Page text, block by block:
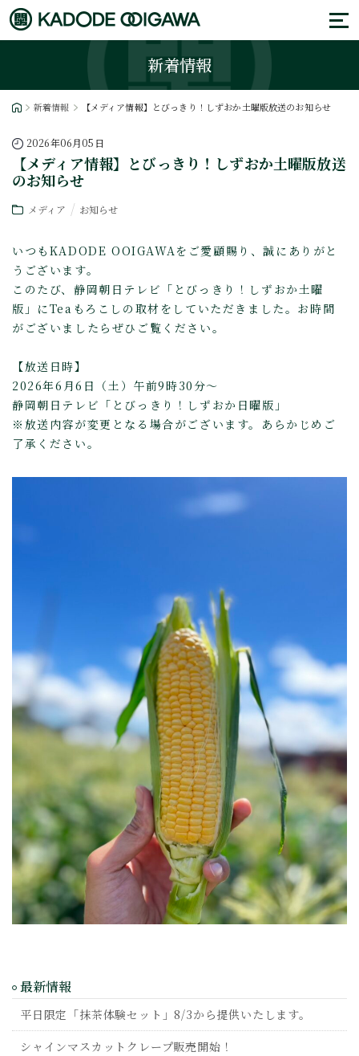
新着情報
新着情報 【メディア情報】とびっきり！しずおか土曜版放送のお知らせ
2026年06月05日
【メディア情報】とびっきり！しずおか土曜版放送
のお知らせ
メディア お知らせ
いつもKADODE OOIGAWAをご愛顧賜り、誠にありがと
うございます。
このたび、静岡朝日テレビ「とびっきり！しずおか土曜
版」にTeaもろこしの取材をしていただきました。お時間
がございましたらぜひご覧ください。
【放送日時】
2026年6月6日（土）午前9時30分～
静岡朝日テレビ「とびっきり！しずおか日曜版」
※放送内容が変更となる場合がございます。あらかじめご
了承ください。
最新情報
平日限定「抹茶体験セット」8/3から提供いたします。
シャインマスカットクレープ販売開始！